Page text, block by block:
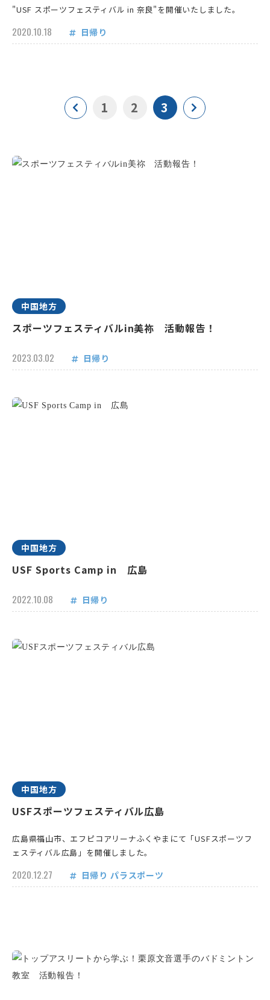
"USF スポーツフェスティバル in 奈良"を開催いたしました。
2020.10.18 日帰り
1 2 3
中国地方
スポーツフェスティバルin美祢 活動報告！
2023.03.02 日帰り
中国地方
USF Sports Camp in 広島
2022.10.08 日帰り
中国地方
USFスポーツフェスティバル広島
広島県福山市、エフピコアリーナふくやまにて「USFスポーツフ
ェスティバル広島」を開催しました。
2020.12.27 日帰り パラスポーツ